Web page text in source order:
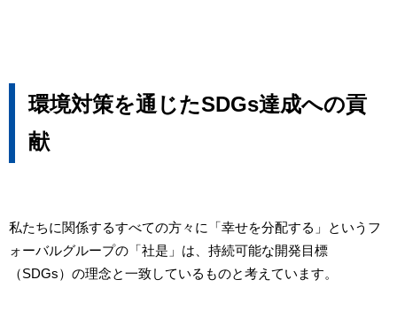
環境対策を通じたSDGs達成への貢
献
私たちに関係するすべての方々に「幸せを分配する」というフ
ォーバルグループの「社是」は、持続可能な開発目標
（SDGs）の理念と一致しているものと考えています。